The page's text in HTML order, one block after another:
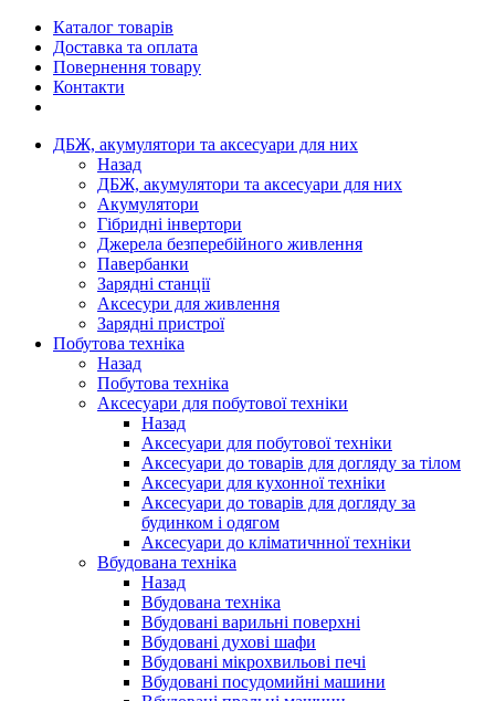
Каталог товарів
Доставка та оплата
Повернення товару
Контакти
ДБЖ, акумулятори та аксесуари для них
Назад
ДБЖ, акумулятори та аксесуари для них
Акумулятори
Гібридні інвертори
Джерела безперебійного живлення
Павербанки
Зарядні станції
Аксесури для живлення
Зарядні пристрої
Побутова техніка
Назад
Побутова техніка
Аксесуари для побутової техніки
Назад
Аксесуари для побутової техніки
Аксесуари до товарів для догляду за тілом
Аксесуари для кухонної техніки
Аксесуари до товарів для догляду за
будинком і одягом
Аксесуари до кліматичнної техніки
Вбудована техніка
Назад
Вбудована техніка
Вбудовані варильні поверхні
Вбудовані духові шафи
Вбудовані мікрохвильові печі
Вбудовані посудомийні машини